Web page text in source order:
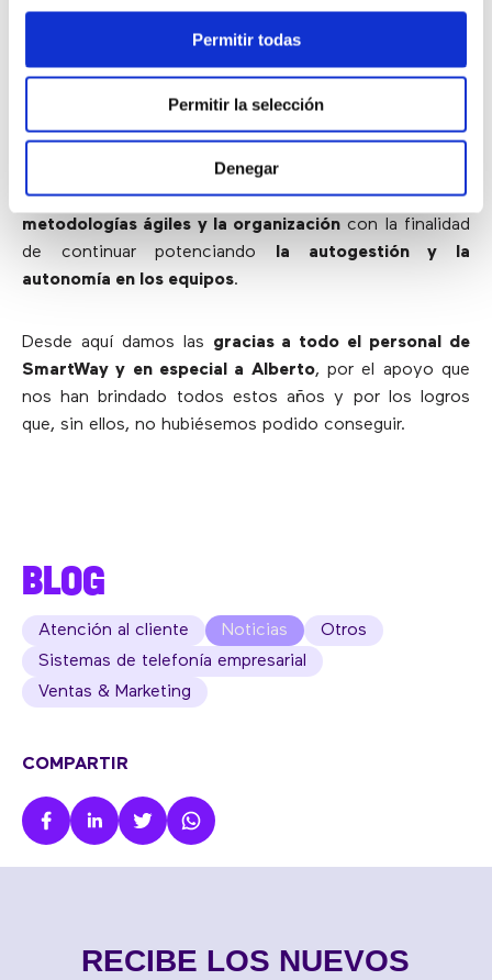
Permitir todas
Permitir la selección
Denegar
conseguidoincorporar las necesidades de nuestros
clientes a nuestras soluciones. ¿El resultado? Ahora
somos capaces depredecir qué necesitan nuestros
y entregarun servicio de mayor calidad
Alineado con nuestra forma detrabajar en Holocracia,
la estructura de organización horizontal por excelencia,
SmartWay nos ha ayudado en elalineamiento entre las
metodologías ágiles y la organización con la finalidad
de continuar potenciando
la autogestión y la
autonomía en los equipos.
Desde aquí damos las gracias a todo el personal de
SmartWay y en especial a Alberto, por el apoyo que
nos han brindado todos estos años y por los logros
que, sin ellos, no hubiésemos podido conseguir.
BLOG
Atención al cliente Noticias
Otros
Sistemas de telefonía empresarial
Ventas & Marketing
COMPARTIR